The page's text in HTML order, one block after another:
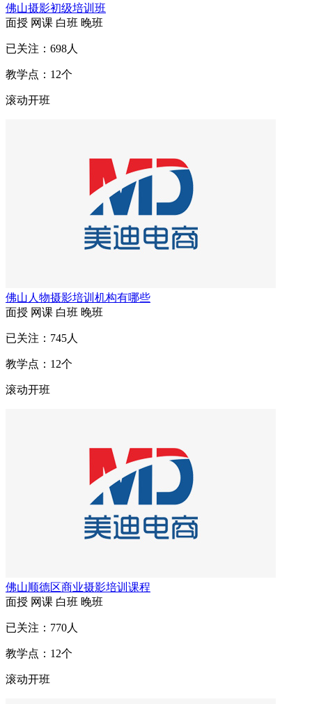
佛山摄影初级培训班
面授 网课 白班 晚班
已关注： 698人
教学点： 12个
滚动开班
佛山人物摄影培训机构有哪些
面授 网课 白班 晚班
已关注： 745人
教学点： 12个
滚动开班
佛山顺德区商业摄影培训课程
面授 网课 白班 晚班
已关注： 770人
教学点： 12个
滚动开班